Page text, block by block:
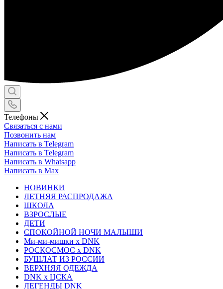
Телефоны
Связаться с нами
Позвонить нам
Написать в Telegram
Написать в Telegram
Написать в Whatsapp
Написать в Max
НОВИНКИ
ЛЕТНЯЯ РАСПРОДАЖА
ШКОЛА
ВЗРОСЛЫЕ
ДЕТИ
СПОКОЙНОЙ НОЧИ МАЛЫШИ
Ми-ми-мишки x DNK
РОСКОСМОС x DNK
БУШЛАТ ИЗ РОССИИ
ВЕРХНЯЯ ОДЕЖДА
DNK x ЦСКА
ЛЕГЕНДЫ DNK